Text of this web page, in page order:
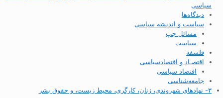
سیاسی
دیدگاه‌ها
سیاست و اندیشه سیاسی
مسائل چپ
سیاست
فلسفه
اقتصـاد و اقتصاد‌سیاسی
اقتصاد سیاسی
جامعه‌شناسی
۳- نهادهای شهروندی، زنان، کارگری، محیط زیست، و حقوق بشر